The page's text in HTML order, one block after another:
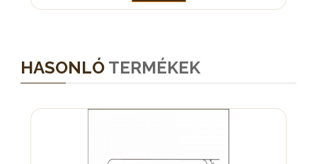
HASONLÓ TERMÉKEK